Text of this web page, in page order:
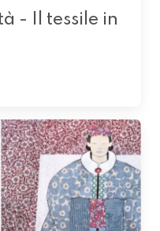
- Il tessile in